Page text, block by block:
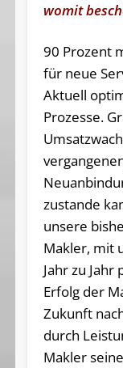
womit
90 Prozent
für neue
Aktuell
Prozesse.
zustande
unsere
Makler, mit
Jahr zu
Erfolg der
Zukunft
durch
Makler